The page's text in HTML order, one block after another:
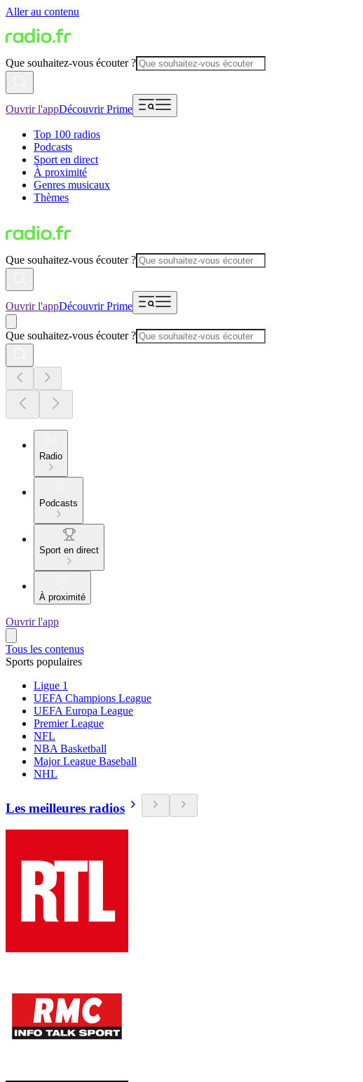
Aller au contenu
Que souhaitez-vous écouter ?
Ouvrir l'appDécouvrir Prime
Top 100 radios
Podcasts
Sport en direct
À proximité
Genres musicaux
Thèmes
Que souhaitez-vous écouter ?
Ouvrir l'appDécouvrir Prime
Que souhaitez-vous écouter ?
Radio
Podcasts
Sport en direct
À proximité
Ouvrir l'app
Tous les contenus
Sports populaires
Ligue 1
UEFA Champions League
UEFA Europa League
Premier League
NFL
NBA Basketball
Major League Baseball
NHL
Les meilleures radios